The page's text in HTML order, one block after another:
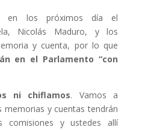
en los próximos día el
Nicolás Maduro, y los
y cuenta, por lo que
en el Parlamento “con
ni chiflamos. Vamos a
memorias y cuentas tendrán
comisiones y ustedes allí